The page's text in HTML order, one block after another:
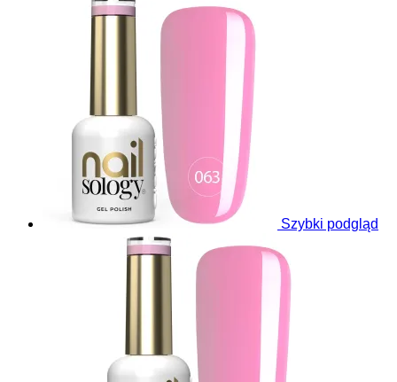
Szybki podgląd